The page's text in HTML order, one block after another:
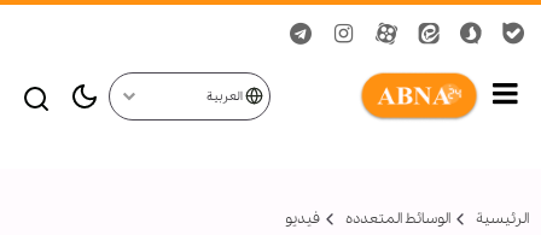
العربية
الرئيسية الوسائط المتعدده فیدیو